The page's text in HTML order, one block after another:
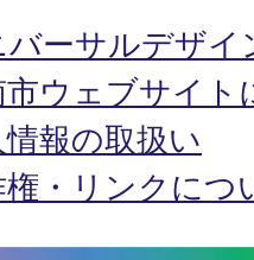
バーサルデザイ
市ウェブサイト
報の取扱い
・リンクにつ